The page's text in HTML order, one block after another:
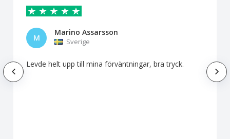
M
Marino Assarsson
Sverige
Levde helt upp till mina förväntningar, bra tryck.